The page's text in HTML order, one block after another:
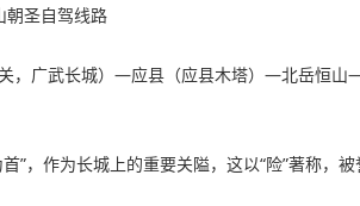
朝圣自驾线路
，广武长城）—应县（应县木塔）—北岳恒山
”，作为长城上的重要关隘，这以“险”著称，被